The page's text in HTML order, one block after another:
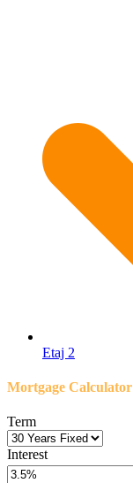
Etaj 2
Mortgage Calculator
Term
Interest